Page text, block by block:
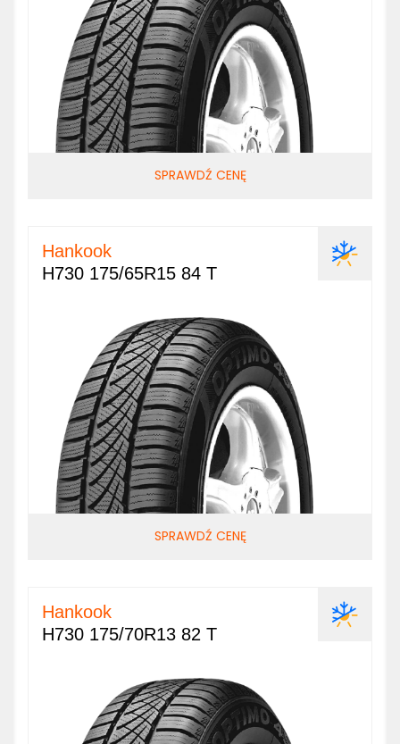
SPRAWDŹ CENĘ
Hankook
H730 175/65R15 84 T
SPRAWDŹ CENĘ
Hankook
H730 175/70R13 82 T